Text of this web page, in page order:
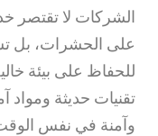
الشركات لا تقتصر
على الحشرات، بل
للحفاظ على بيئة
تقنيات حديثة ومواد
وآمنة في نفس